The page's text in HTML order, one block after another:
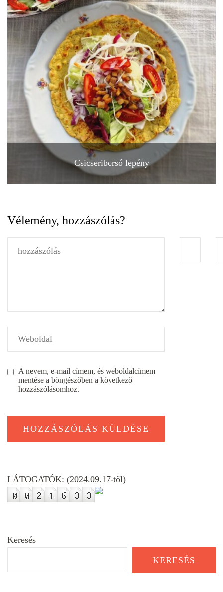
Csicseriborsó lepény
Vélemény, hozzászólás?
A nevem, e-mail címem, és weboldalcímem
mentése a böngészőben a következő
hozzászólásomhoz.
LÁTOGATÓK: (2024.09.17-től)
Keresés
KERESÉS